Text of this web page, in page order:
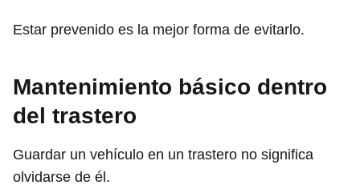
Estar prevenido es la mejor forma de evitarlo.
Mantenimiento básico dentro
del trastero
Guardar un vehículo en un trastero no significa
olvidarse de él.